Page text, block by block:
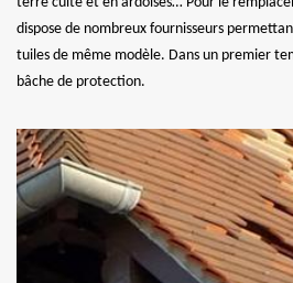
dispose de nombreux fournisseurs
tuiles de même modèle. Dans un premier
bâche de protection.